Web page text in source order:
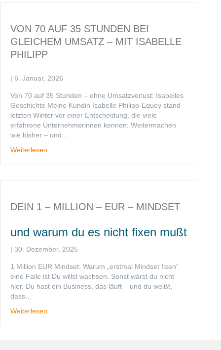
VON 70 AUF 35 STUNDEN BEI
GLEICHEM UMSATZ – MIT ISABELLE
PHILIPP
| 6. Januar, 2026
Von 70 auf 35 Stunden – ohne Umsatzverlust: Isabelles
Geschichte Meine Kundin Isabelle Philipp-Equey stand
letzten Winter vor einer Entscheidung, die viele
erfahrene Unternehmerinnen kennen: Weitermachen
wie bisher – und…
Weiterlesen
DEIN 1 – MILLION – EUR – MINDSET
und warum du es nicht fixen mußt
| 30. Dezember, 2025
1 Million EUR Mindset: Warum „erstmal Mindset fixen“
eine Falle ist Du willst wachsen. Sonst wärst du nicht
hier. Du hast ein Business, das läuft – und du weißt,
dass…
Weiterlesen